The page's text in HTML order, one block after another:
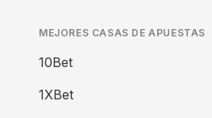
MEJORES CASAS DE APUESTAS
10Bet
1XBet